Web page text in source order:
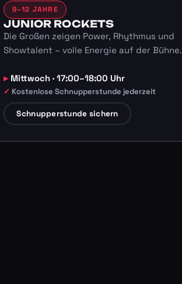
9–12 JAHRE
JUNIOR ROCKETS
Die Großen zeigen Power, Rhythmus und
Showtalent – volle Energie auf der Bühne.
Mittwoch · 17:00–18:00 Uhr
Kostenlose Schnupperstunde jederzeit
Schnupperstunde sichern